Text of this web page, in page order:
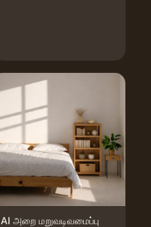
AI அறை மறுவடிவமைப்பு